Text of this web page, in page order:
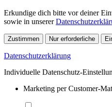
Erkundige dich bitte vor deiner
sowie in unserer
Zustimmen Nur erforderliche
Datenschutzerklärung
Individuelle Datenschutz-
Marketing per Customer-